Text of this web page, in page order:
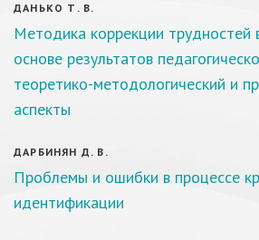
ДАНЬКО Т. В.
Методика коррекции трудностей
основе результатов
теоретико-методологический и
аспекты
ДАРБИНЯН Д. В.
Проблемы и ошибки в процессе
идентификации